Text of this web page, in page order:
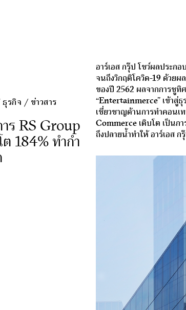
ธุรกิจ / ข่าวสาร
ร RS Group
ต 184% ทำกำ
อาร์เอส กรุ๊ป โชว์ผลประก
จนถึงวิกฤติโควิด-19 ด้วยผ
ของปี 2562 ผลจากการชู
“Entertainmerce” เข้าสู่
เชี่ยวชาญด้านการทำคอนเ
Commerce เติบโต เป็นก
ถึงปลายน้ำทำให้ อาร์เอส